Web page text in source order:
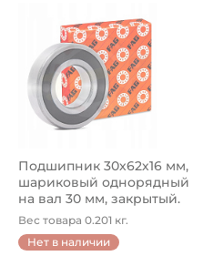
Подшипник 30х62х16 мм,
шариковый однорядный
на вал 30 мм, закрытый.
Арт...
Вес товара 0.201 кг.
Нет в наличии